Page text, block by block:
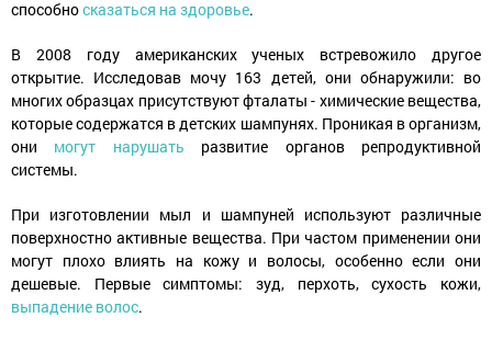
способносказаться на здоровье.
В 2008 году американских ученых встревожило другое
открытие. Исследовав мочу 163 детей, они обнаружили: во
многих образцах присутствуют фталаты - химические вещества,
которые содержатся в детских шампунях. Проникая в организм,
они могут нарушать развитие органов репродуктивной
системы.
При изготовлении мыл и шампуней используют различные
поверхностно активные вещества. При частом применении они
могут плохо влиять на кожу и волосы, особенно если они
дешевые. Первые симптомы: зуд, перхоть, сухость кожи,
выпадение волос.